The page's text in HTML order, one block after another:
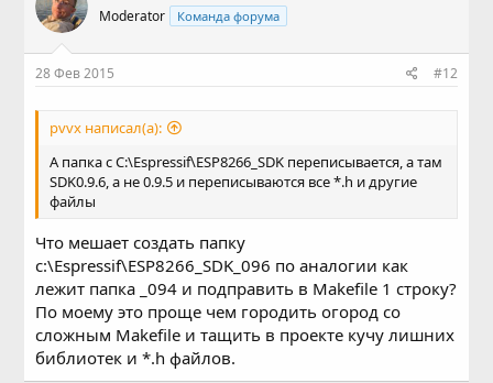
Moderator Команда форума
28 Фев 2015 #12
pvvx написал(а):
А папка с C:\Espressif\ESP8266_SDK переписывается, а там
SDK0.9.6, а не 0.9.5 и переписываются все *.h и другие
файлы
Что мешает создать папку
c:\Espressif\ESP8266_SDK_096 по аналогии как
лежит папка _094 и подправить в Makefile 1 строку?
По моему это проще чем городить огород со
сложным Makefile и тащить в проекте кучу лишних
библиотек и *.h файлов.